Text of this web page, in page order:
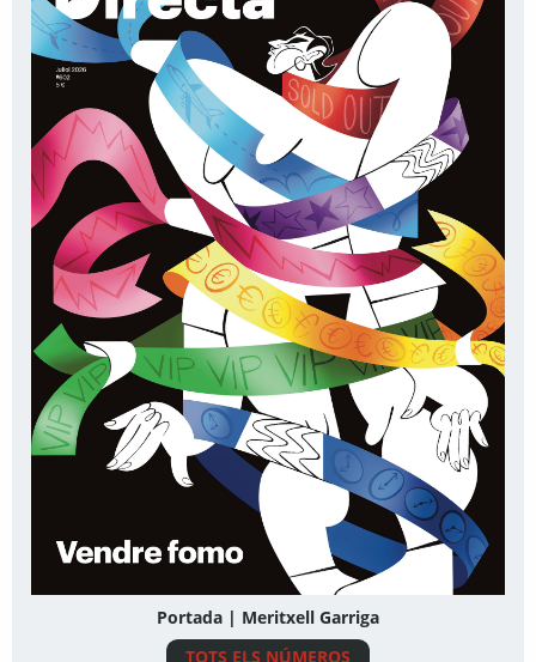
Portada | Meritxell Garriga
TOTS ELS NÚMEROS